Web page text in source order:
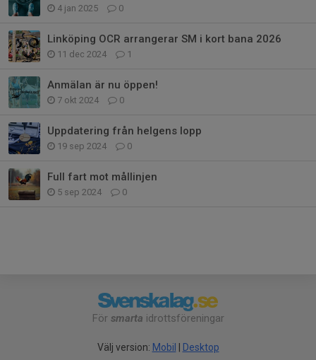
4 jan 2025 0
Linköping OCR arrangerar SM i kort bana 2026
11 dec 2024 1
Anmälan är nu öppen!
7 okt 2024 0
Uppdatering från helgens lopp
19 sep 2024 0
Full fart mot mållinjen
5 sep 2024 0
För smarta idrottsföreningar
Välj version: Mobil | Desktop